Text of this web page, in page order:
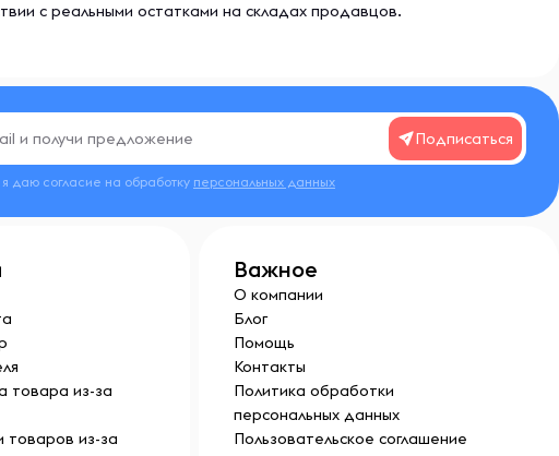
с реальными остатками на складах продавцов.
Подписаться
даю согласие на обработку персональных данных
товара из-за
из-за
Важное
О компании
Блог
Помощь
Контакты
Политика обработки
персональных данных
Пользовательское соглашение